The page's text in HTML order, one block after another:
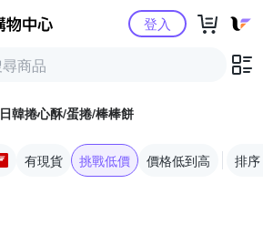
Yahoo購物中心登入
日韓捲心酥/蛋捲/棒棒餅
有現貨 挑戰低價 價格低到高 排序